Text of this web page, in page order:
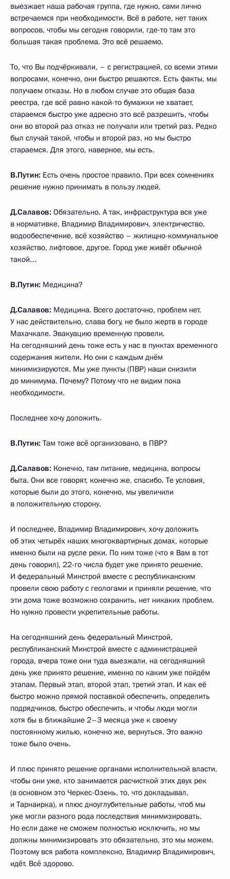
выезжает наша рабочая группа, где нужно, сами лично
встречаемся при необходимости. Всё в работе, нет таких
вопросов, чтобы мы сегодня говорили, где-то там это
большая такая проблема. Это всё решаемо.
То, что Вы подчёркивали, – с регистрацией, со всеми этими
вопросами, конечно, они быстро решаются. Есть факты, мы
получаем отказы. Но в любом случае это общая база
реестра, где всё равно какой-то бумажки не хватает,
стараемся быстро уже адресно это всё разрешить, чтобы
они во второй раз отказ не получали или третий раз. Редко
был случай такой, чтобы и второй раз, но мы быстро
стараемся. Для этого, наверное, мы есть.
В.Путин: Есть очень простое правило. При всех сомнениях
решение нужно принимать в пользу людей.
Д.Салавов: Обязательно. А так, инфраструктура вся уже
в нормативке, Владимир Владимирович, электричество,
водообеспечение, всё хозяйство – жилищно-коммунальное
хозяйство, лифтовое, другое. Город уже живёт обычной
такой…
В.Путин: Медицина?
Д.Салавов: Медицина. Всего достаточно, проблем нет.
У нас действительно, слава богу, не было жертв в городе
Махачкале. Эвакуацию временную провели.
На сегодняшний день тоже есть у нас в пунктах временного
содержания жители. Но они с каждым днём
минимизируются. Мы уже пункты (ПВР) наши снизили
до минимума. Почему? Потому что не видим пока
необходимости.
Последнее хочу доложить.
В.Путин: Там тоже всё организовано, в ПВР?
Д.Салавов: Конечно, там питание, медицина, вопросы
быта. Они все говорят, конечно же, спасибо. Те условия,
которые были до этого, конечно, мы увеличили
в положительную сторону.
И последнее, Владимир Владимирович, хочу доложить
об этих четырёх наших многоквартирных домах, которые
именно были на русле реки. По ним тоже (что я Вам в тот
день говорил), 22-го числа будет уже принято решение.
И федеральный Минстрой вместе с республиканским
провели свою работу с геологами и приняли решение, что
эти дома тоже возможно сохранить, нет никаких проблем.
Но нужно провести укрепительные работы.
На сегодняшний день федеральный Минстрой,
республиканский Минстрой вместе с администрацией
города, вчера тоже они туда выезжали, на сегодняшний
день уже принято решение, именно по каким уже пойдём
этапам. Первый этап, второй этап, третий этап. И как её
быстро можно прямой поставкой обеспечить, определить
подрядчиков, быстро обеспечить, и чтобы люди могли
хотя бы в ближайшие 2–3 месяца уже к своему
постоянному жилью, конечно же, вернуться. Это важно
тоже было очень.
И плюс принято решение органами исполнительной власти,
чтобы они уже, кто занимается расчисткой этих двух рек
(в основном это Черкес-Озень, то, что докладывал,
и Тарнаирка), и плюс дноуглубительные работы, чтоб мы
уже могли разного рода последствия минимизировать.
Но если даже не сможем полностью исключить, но мы
должны минимизировать это обязательно, это мы можем.
Поэтому вся работа комплексно, Владимир Владимирович,
идёт. Всё здорово.